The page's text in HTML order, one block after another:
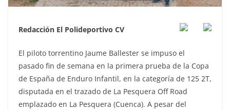
Redacción El Polideportivo CV
El piloto torrentino Jaume Ballester se impuso el
pasado fin de semana en la primera prueba de la Copa
de España de Enduro Infantil, en la categoría de 125 2T,
disputada en el trazado de La Pesquera Off Road
emplazado en La Pesquera (Cuenca). A pesar del